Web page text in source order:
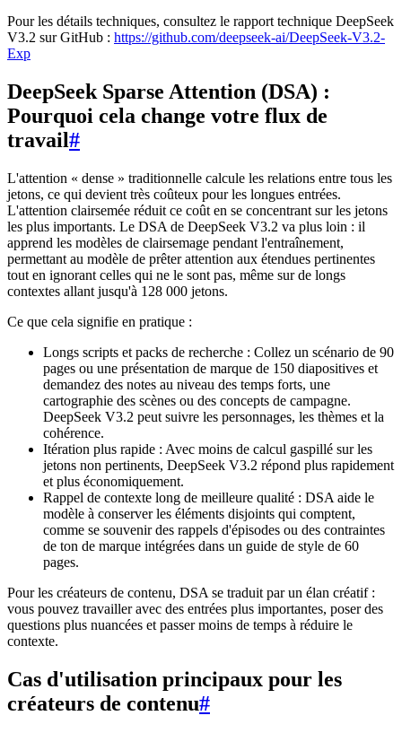
Pour les détails techniques, consultez le rapport technique DeepSeek
V3.2 sur GitHub : https://github.com/deepseek-ai/DeepSeek-V3.2-
Exp
DeepSeek Sparse Attention (DSA) :
Pourquoi cela change votre flux de
travail#
L'attention « dense » traditionnelle calcule les relations entre tous les
jetons, ce qui devient très coûteux pour les longues entrées.
L'attention clairsemée réduit ce coût en se concentrant sur les jetons
les plus importants. Le DSA de DeepSeek V3.2 va plus loin : il
apprend les modèles de clairsemage pendant l'entraînement,
permettant au modèle de prêter attention aux étendues pertinentes
tout en ignorant celles qui ne le sont pas, même sur de longs
contextes allant jusqu'à 128 000 jetons.
Ce que cela signifie en pratique :
Longs scripts et packs de recherche : Collez un scénario de 90
pages ou une présentation de marque de 150 diapositives et
demandez des notes au niveau des temps forts, une
cartographie des scènes ou des concepts de campagne.
DeepSeek V3.2 peut suivre les personnages, les thèmes et la
cohérence.
Itération plus rapide : Avec moins de calcul gaspillé sur les
jetons non pertinents, DeepSeek V3.2 répond plus rapidement
et plus économiquement.
Rappel de contexte long de meilleure qualité : DSA aide le
modèle à conserver les éléments disjoints qui comptent,
comme se souvenir des rappels d'épisodes ou des contraintes
de ton de marque intégrées dans un guide de style de 60
pages.
Pour les créateurs de contenu, DSA se traduit par un élan créatif :
vous pouvez travailler avec des entrées plus importantes, poser des
questions plus nuancées et passer moins de temps à réduire le
contexte.
Cas d'utilisation principaux pour les
créateurs de contenu#